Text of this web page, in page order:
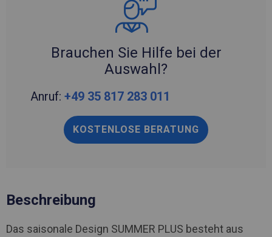
Brauchen Sie Hilfe bei der
Auswahl?
Anruf: +49 35 817 283 011
KOSTENLOSE BERATUNG
Beschreibung
Das saisonale Design SUMMER PLUS besteht aus